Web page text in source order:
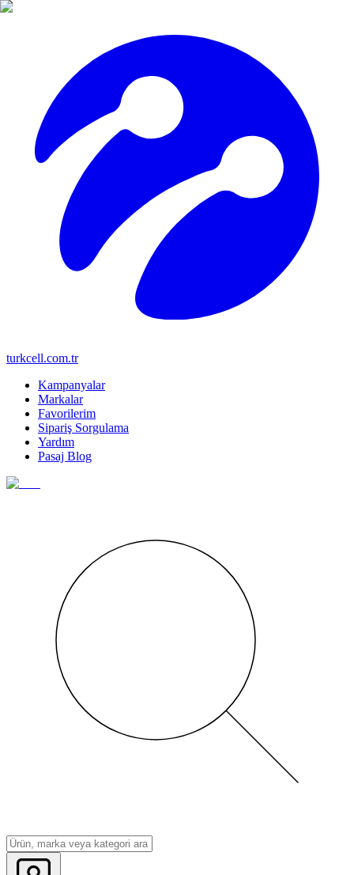
turkcell.com.tr
Kampanyalar
Markalar
Favorilerim
Sipariş Sorgulama
Yardım
Pasaj Blog